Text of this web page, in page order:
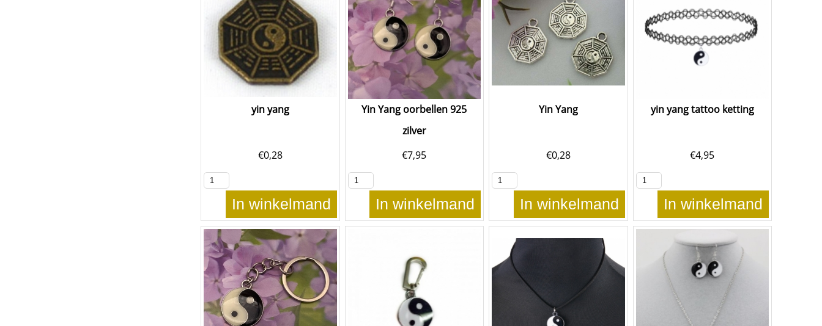
yin yang
€0,28
In winkelmand
Yin Yang oorbellen 925
zilver
€7,95
In winkelmand
Yin Yang
€0,28
In winkelmand
yin yang tattoo ketting
€4,95
In winkelmand